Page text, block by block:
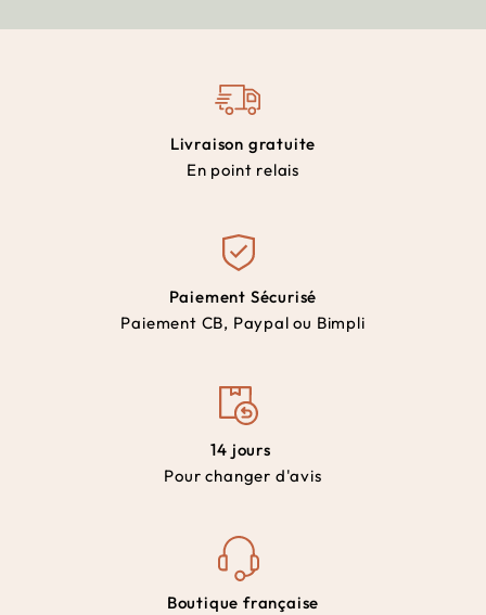
Livraison gratuite
En point relais
Paiement Sécurisé
Paiement CB, Paypal ou Bimpli
14 jours
Pour changer d'avis
Boutique française